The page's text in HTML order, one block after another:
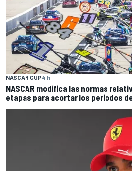
NASCAR CUP4 h
NASCAR modifica las normas
etapas para acortar los periodos